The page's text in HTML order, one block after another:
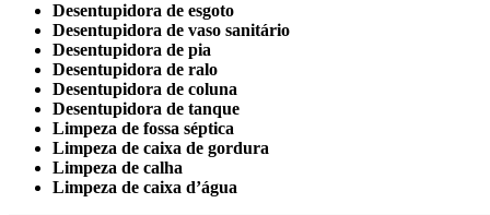
Desentupidora de esgoto
Desentupidora de vaso sanitário
Desentupidora de pia
Desentupidora de ralo
Desentupidora de coluna
Desentupidora de tanque
Limpeza de fossa séptica
Limpeza de caixa de gordura
Limpeza de calha
Limpeza de caixa d’água